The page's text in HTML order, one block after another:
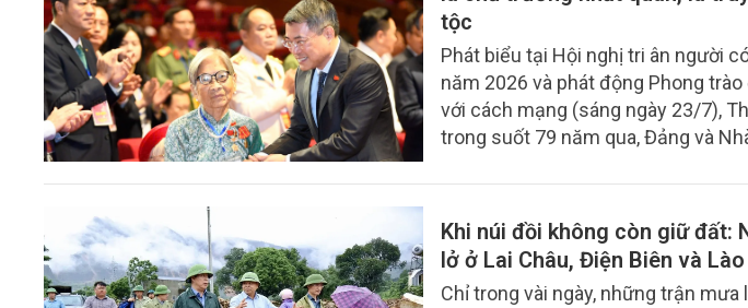
tộc
Phát biểu tại Hội nghị tri ân người
năm 2026 và phát động Phong
với cách mạng (sáng ngày 23/7),
trong suốt 79 năm qua, Đảng và
chính trị, là truyền thống, là đạo lý
văn sâu sắc của chế độ xã hội chủ
Khi núi đồi không còn giữ đất:
lở ở Lai Châu, Điện Biên và Lào
Chỉ trong vài ngày, những trận